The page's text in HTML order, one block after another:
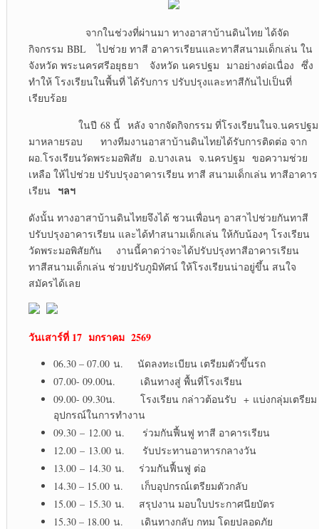
จากในช่วงที่ผ่านมา ทางอาสาบ้านดินไทย ได้จัด
กิจกรรม BBL ไปช่วย ทาสี อาคารเรียนและทาสีสนามเด็กเล่น ใน
จังหวัด พระนครศรีอยุธยา จังหวัด นครปฐม มาอย่างต่อเนื่อง ซึ่ง
ทำให้ โรงเรียนในพื้นที่ ได้รับการ ปรับปรุงและทาสีกันไปเป็นที่
เรียบร้อย
ในปี 68 นี้ หลัง จากจัดกิจกรรม ที่โรงเรียนในจ.นครปฐม
มาหลายรอบ ทางทีมงานอาสาบ้านดินไทยได้รับการติดต่อ จาก
ผอ.โรงเรียนวัดพระมอพิสัย อ.บางเลน จ.นครปฐม ขอความช่วย
เหลือ ให้ไปช่วย ปรับปรุงอาคารเรียน ทาสี สนามเด็กเล่น ทาสีอาคาร
เรียน ฯลฯ
ดังนั้น ทางอาสาบ้านดินไทยจึงได้ ชวนเพื่อนๆ อาสาไปช่วยกันทาสี
ปรับปรุงอาคารเรียน และได้ทำสนามเด็กเล่น ให้กับน้องๆ โรงเรียน
วัดพระมอพิสัยกัน งานนี้คาดว่าจะได้ปรับปรุงทาสีอาคารเรียน
ทาสีสนามเด็กเล่น ช่วยปรับภูมิทัศน์ ให้โรงเรียนน่าอยู่ขึ้น สนใจ
สมัครได้เลย
วันเสาร์ที่ 17 มกราคม 2569
06.30 – 07.00 น. นัดลงทะเบียน เตรียมตัวขึ้นรถ
07.00- 09.00น. เดินทางสู่ พื้นที่โรงเรียน
09.00- 09.30น. โรงเรียน กล่าวต้อนรับ + แบ่งกลุ่มเตรียม
อุปกรณ์ในการทำงาน
09.30 – 12.00 น. ร่วมกันฟื้นฟู ทาสี อาคารเรียน
12.00 – 13.00 น. รับประทานอาหารกลางวัน
13.00 – 14.30 น. ร่วมกันฟื้นฟู ต่อ
14.30 – 15.00 น. เก็บอุปกรณ์เตรียมตัวกลับ
15.00 – 15.30 น. สรุปงาน มอบใบประกาศนียบัตร
15.30 – 18.00 น. เดินทางกลับ กทม โดยปลอดภัย